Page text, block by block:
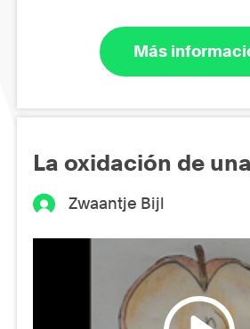
Más
La oxidación de
Zwaantje Bijl